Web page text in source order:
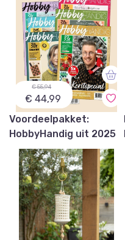
€ 55,94
€ 44,99
Voordeelpakket:
HobbyHandig uit 2025